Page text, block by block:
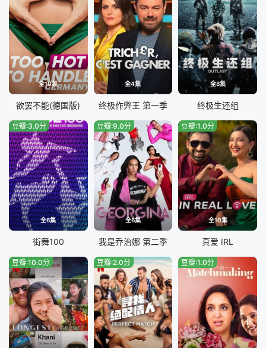
全10集
欲罢不能(德国版)
全4集
终极作弊王 第一季
全8集
终极生还组
全6集
豆瓣:3.0分
街舞100
全6集
豆瓣:9.0分
我是乔治娜 第二季
全10集
豆瓣:1.0分
真爱 IRL
豆瓣:10.0分 豆瓣:2.0分 豆瓣:1.0分